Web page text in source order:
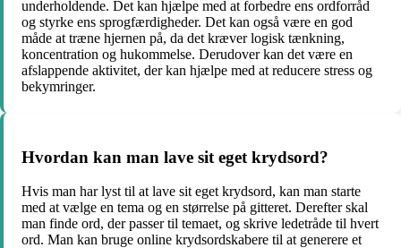
underholdende. Det kan hjælpe med at forbedre ens ordforråd
og styrke ens sprogfærdigheder. Det kan også være en god
måde at træne hjernen på, da det kræver logisk tænkning,
koncentration og hukommelse. Derudover kan det være en
afslappende aktivitet, der kan hjælpe med at reducere stress og
bekymringer.
Hvordan kan man lave sit eget krydsord?
Hvis man har lyst til at lave sit eget krydsord, kan man starte
med at vælge en tema og en størrelse på gitteret. Derefter skal
man finde ord, der passer til temaet, og skrive ledetråde til hvert
ord. Man kan bruge online krydsordskabere til at generere et